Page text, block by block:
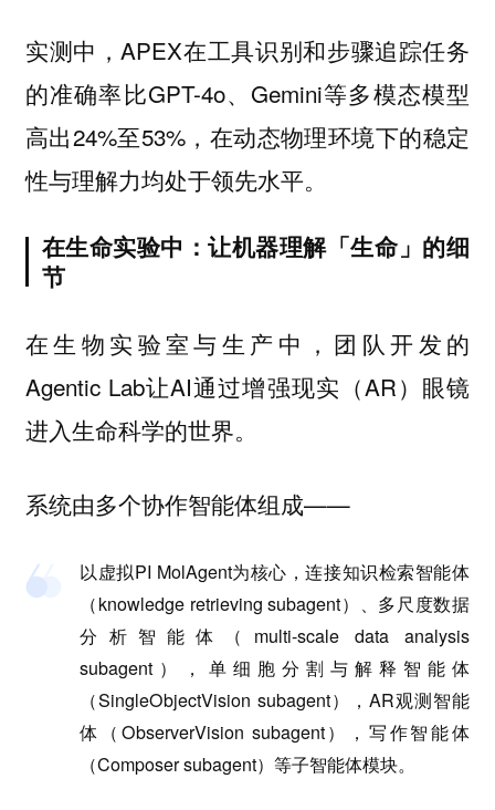
实测中，APEX在工具识别和步骤追踪任务
的准确率比GPT-4o、Gemini等多模态模型
高出24%至53%，在动态物理环境下的稳定
性与理解力均处于领先水平。
在生命实验中：让机器理解「生命」的细
节
在生物实验室与生产中，团队开发的
Agentic Lab让AI通过增强现实（AR）眼镜
进入生命科学的世界。
系统由多个协作智能体组成——
以虚拟PI MolAgent为核心，连接知识检索智能体
（knowledge retrieving subagent）、多尺度数据
分析智能体（multi-scale data analysis
subagent），单细胞分割与解释智能体
（SingleObjectVision subagent），AR观测智能
体（ObserverVision subagent），写作智能体
（Composer subagent）等子智能体模块。